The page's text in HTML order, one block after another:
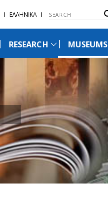
ΕΛΛΗΝΙΚΑ
RESEARCH MUSEUMS